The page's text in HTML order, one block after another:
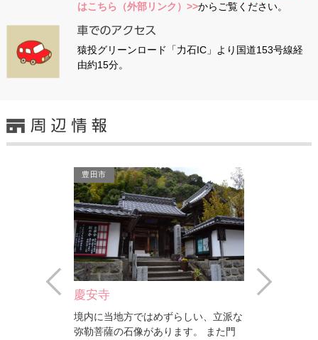
はこちら（外部リンク）>>からご覧ください。
猿投グリーンロード「力石IC」より国道153号線経
由約15分。
方ではめずらしい、立派な
石像があります。 また門
豊田市
小さな境内には「八万の陽石」と呼ば
れる男根形の石造物があります。 大
Prev